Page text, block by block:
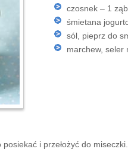
czosnek – 1
śmietana
sól, pieprz do
marchew, seler
i przełożyć do